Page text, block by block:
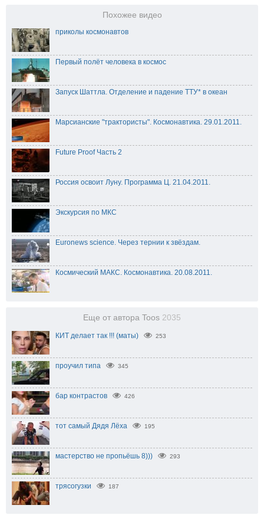
Похожее видео
приколы космонавтов
Первый полёт человека в космос
Запуск Шаттла. Отделение и падение ТТУ* в океан
Марсианские "трактористы". Космонавтика. 29.01.2011.
Future Proof Часть 2
Россия освоит Луну. Программа Ц. 21.04.2011.
Экскурсия по МКС
Euronews science. Через тернии к звёздам.
Космический МАКС. Космонавтика. 20.08.2011.
Еще от автора Toos 2035
КИТ делает так !!! (маты) 253
проучил типа 345
бар контрастов 426
тот самый Дядя Лёха 195
мастерство не пропьёшь 8))) 293
трясогузки 187